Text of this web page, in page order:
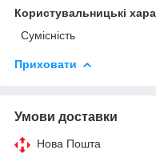
Користувальницькі
Сумісність
Приховати
Умови доставки
Нова Пошта